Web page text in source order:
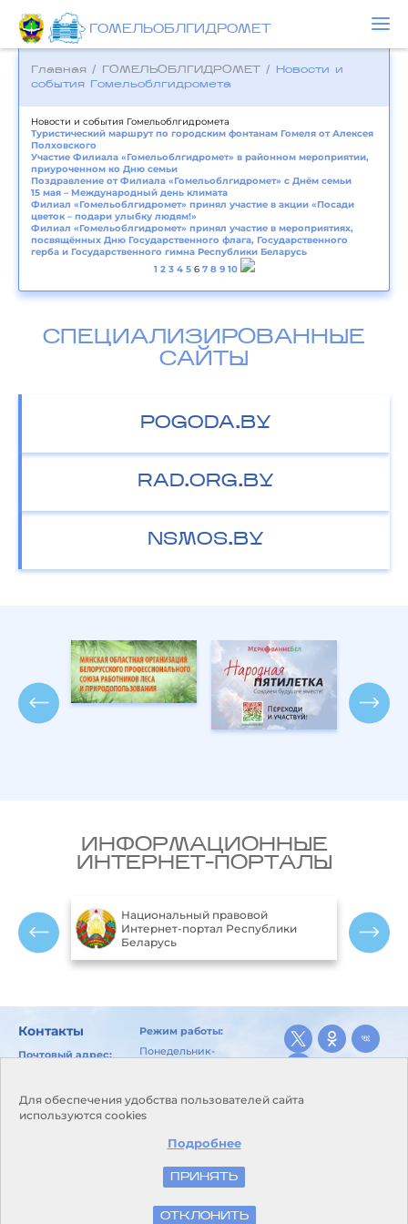
ГОМЕЛЬОБЛГИДРОМЕТ
Главная / ГОМЕЛЬОБЛГИДРОМЕТ /
Новости и
события Гомельоблгидромета
Новости и события Гомельоблгидромета
Туристический маршрут по городским фонтанам Гомеля от Алексея
Полховского
Участие Филиала «Гомельоблгидромет» в районном мероприятии,
приуроченном ко Дню семьи
Поздравление от Филиала «Гомельоблгидромет» с Днём семьи
15 мая – Международный день климата
Филиал «Гомельоблгидромет» принял участие в акции «Посади
цветок – подари улыбку людям!»
Филиал «Гомельоблгидромет» принял участие в мероприятиях,
посвящённых Дню Государственного флага, Государственного
герба и Государственного гимна Республики Беларусь
1 2 3 4 5 6 7 8 9 10
СПЕЦИАЛИЗИРОВАННЫЕ
САЙТЫ
POGODA.BY
RAD.ORG.BY
NSMOS.BY
ИНФОРМАЦИОННЫЕ
ИНТЕРНЕТ-ПОРТАЛЫ
Национальный правовой
Интернет-портал Республики
Беларусь
Для обеспечения удобства пользователей сайта
используются cookies
Подробнее
ПРИНЯТЬ
ОТКЛОНИТЬ
Контакты
Почтовый адрес:
E-mail:
kanc@goml.pogoda.by
Режим работы:
Понедельник-
Перерыв для
питания и отдыха:
Выходные дни:
воскресенье